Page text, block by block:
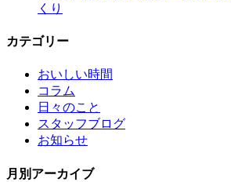
くり
カテゴリー
おいしい時間
コラム
日々のこと
スタッフブログ
お知らせ
月別アーカイブ